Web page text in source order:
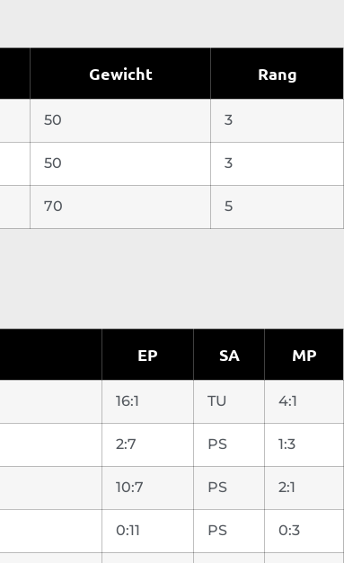
Gewicht Rang
50 3
50 3
70 5
EP SA MP
16:1 TU 4:1
2:7 PS 1:3
10:7 PS 2:1
0:11 PS 0:3